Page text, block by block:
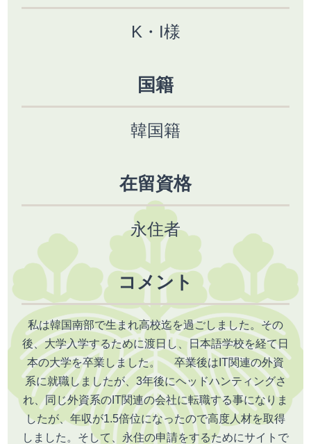
K・I様
国籍
韓国籍
在留資格
永住者
コメント
私は韓国南部で生まれ高校迄を過ごしました。その
後、大学入学するために渡日し、日本語学校を経て日
本の大学を卒業しました。 卒業後はIT関連の外資
系に就職しましたが、3年後にヘッドハンティングさ
れ、同じ外資系のIT関連の会社に転職する事になりま
したが、年収が1.5倍位になったので高度人材を取得
しました。そして、永住の申請をするためにサイトで